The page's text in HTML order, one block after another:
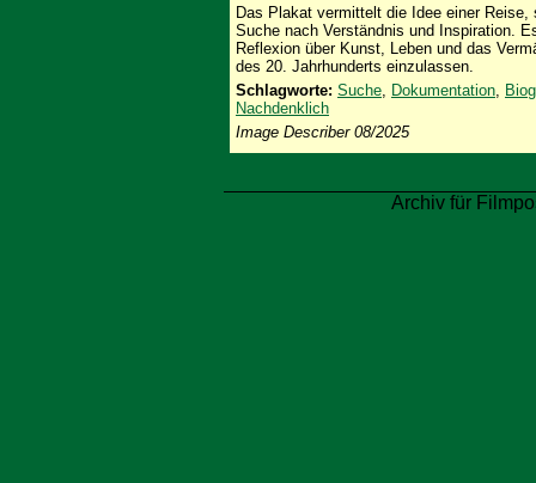
Das Plakat vermittelt die Idee einer
Suche nach Verständnis und Inspiration.
Reflexion über Kunst, Leben und das
des 20. Jahrhunderts einzulassen.
Schlagworte: Suche, Dokumentation,
Nachdenklich
Image Describer 08/2025
Archiv für